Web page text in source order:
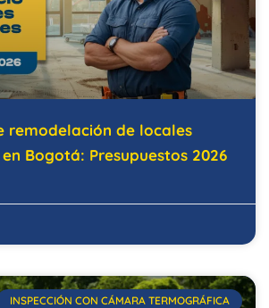
remodelación de locales
Bogotá: Presupuestos 2026
INSPECCIÓN CON CÁMARA TERMOGRÁFICA